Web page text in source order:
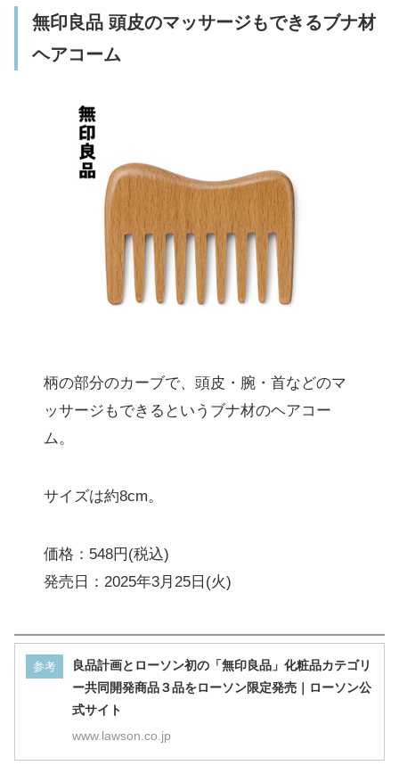
無印良品 頭皮のマッサージもできるブナ材
ヘアコーム
柄の部分のカーブで、頭皮・腕・首などのマ
ッサージもできるというブナ材のヘアコー
ム。
サイズは約8cm。
価格：548円(税込)
発売日：2025年3月25日(火)
参考
良品計画とローソン初の「無印良品」化粧品カテゴリ
ー共同開発商品３品をローソン限定発売｜ローソン公
式サイト
www.lawson.co.jp